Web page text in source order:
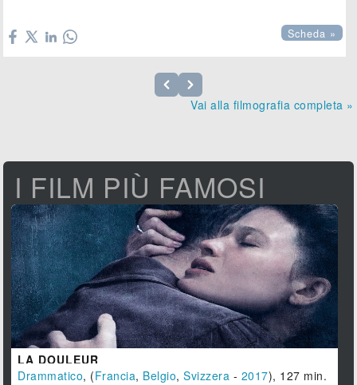
Scheda »
Vai alla filmografia completa »
I FILM PIÙ FAMOSI
LA DOULEUR
Drammatico, (Francia, Belgio,Svizzera - 2017), 127 min.